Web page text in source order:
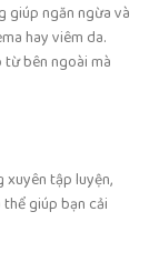
giúp ngăn ngừa và
hay viêm da.
bên ngoài mà
tập luyện,
giúp bạn cải